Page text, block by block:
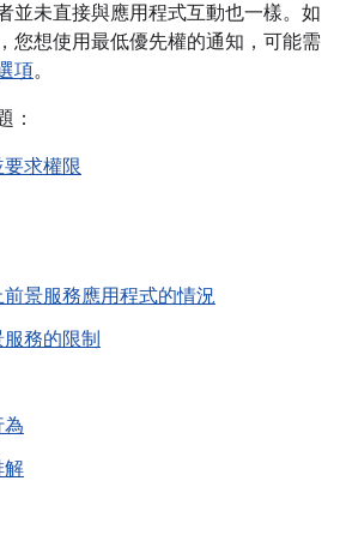
並未直接與應用程式互動也一樣。如
您想使用最低優先權的通知，可能需
項。
：
求權限
景服務應用程式的情況
務的限制
解